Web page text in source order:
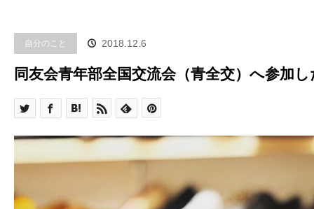
自分のこと 2018.12.6
同友会青年部全国交流会（青全交）へ参加